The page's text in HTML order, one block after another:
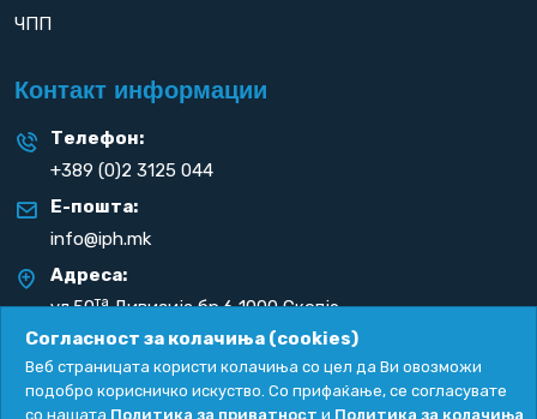
ЧПП
Контакт информации
Телефон:
+389 (0)2 3125 044
Е-пошта:
info@iph.mk
Адреса:
ул.50таДивизија бр.6 1000 Скопје
Република С. Македонија
Согласност за колачиња (cookies)
Веб страницата користи колачиња со цел да Ви овозможи
подобро корисничко искуство. Со прифаќање, се согласувате
со нашата Политика за приватност и Политика за колачиња